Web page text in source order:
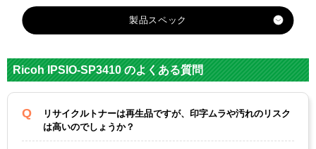
製品スペック
メーカー
リコー
対応
純正型番
IPSiO-SP3400H ブラッ
ク大容量
カラー
Ricoh IPSIO-SP3410 のよくある質問
リサイクルトナーは再生品ですが、印字ムラや汚れのリスク
は高いのでしょうか？